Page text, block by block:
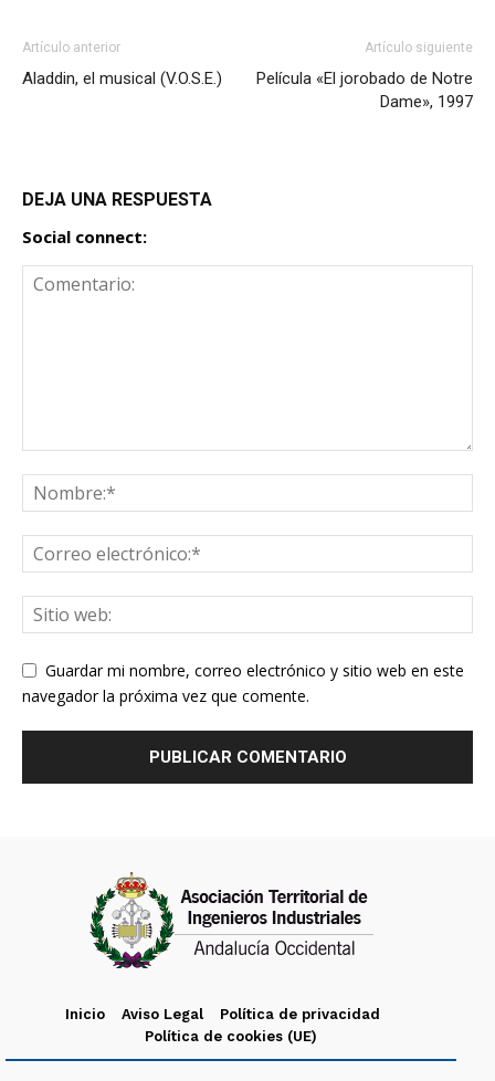
Artículo anterior
Aladdin, el musical (V.O.S.E.)
Artículo siguiente
Película «El jorobado de Notre
Dame», 1997
DEJA UNA RESPUESTA
Social connect:
Guardar mi nombre, correo electrónico y sitio web en este
navegador la próxima vez que comente.
Inicio Aviso Legal
Política de privacidad
Política de cookies (UE)